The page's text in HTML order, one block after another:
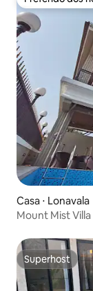
Preferido dos
Casa ⋅ Lonavala
Mount Mist Villa
Superhost
Superhost